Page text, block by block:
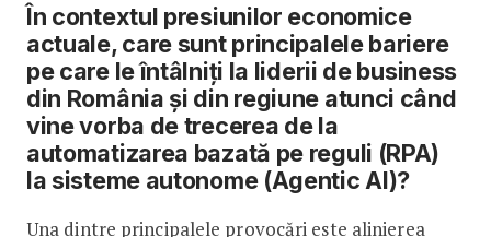
În contextul presiunilor economice
actuale, care sunt principalele bariere
pe care le întâlniți la liderii de business
din România și din regiune atunci când
vine vorba de trecerea de la
automatizarea bazată pe reguli (RPA)
la sisteme autonome (Agentic AI)?
Una dintre principalele provocări este alinierea